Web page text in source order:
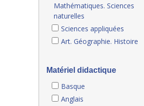
Mathématiques. Sciences
naturelles
Sciences appliquées
Art. Géographie. Histoire
Matériel didactique
Basque
Anglais